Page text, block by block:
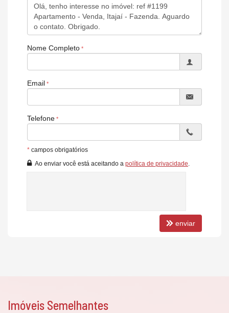
Playground externo
Mini quadra esportiva
Piscina adulto
Piscina infantil
Sauna úmida
Quiosque com churrasqueira à carvão
Quintal baby.
Nome Completo
Email
Telefone
* campos obrigatórios
Ao enviar você está aceitando a política de privacidade
enviar
Imóveis Semelhantes